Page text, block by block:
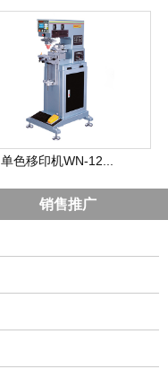
单色移印机WN-12...
销售推广